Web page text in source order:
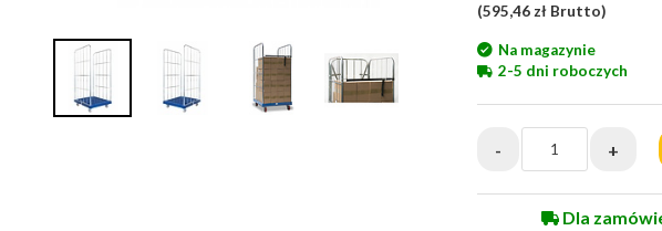
(595,46 zł Brutto)
Na magazynie
2-5 dni roboczych
- +
Dla